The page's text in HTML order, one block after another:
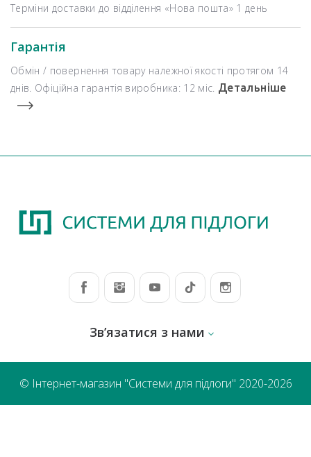
Терміни доставки до відділення «Нова пошта» 1 день
Гарантія
Обмін / повернення товару належної якості протягом 14
днів. Офіційна гарантія виробника: 12 міс. Детальніше
Зв’язатися з нами
© Інтернет-магазин "Системи для підлоги" 2020-2026